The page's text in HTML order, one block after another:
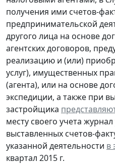
получения ими счетов-
предпринимательской
другого лица на основе
агентских договоров,
реализацию и (или)
услуг), имущественных
(агента), или на основе
экспедиции, а также при
застройщика
месту своего учета
выставленных счетов-
указанной деятельности в
квартал 2015 г.